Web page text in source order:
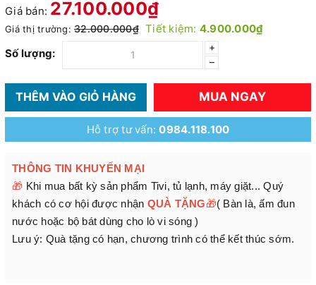
Giá bán: 27.100.000₫
Giá thị trường: 32.000.000₫ Tiết kiệm: 4.900.000₫
Số lượng:
+
–
THÊM VÀO GIỎ HÀNG MUA NGAY
Hỗ trợ tư vấn:0984.118.100
THÔNG TIN KHUYẾN MẠI
🎁 Khi mua bất kỳ sản phẩm Tivi, tủ lạnh, máy giặt... Quý
khách có cơ hội được nhận QUÀ TẶNG🎁( Bàn là, ấm đun
nước hoặc bộ bát dùng cho lò vi sóng )
Lưu ý: Quà tặng có hạn, chương trình có thể kết thúc sớm.